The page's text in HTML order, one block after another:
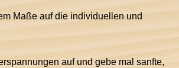
Maße auf die individuellen und
auf und gebe mal sanfte,